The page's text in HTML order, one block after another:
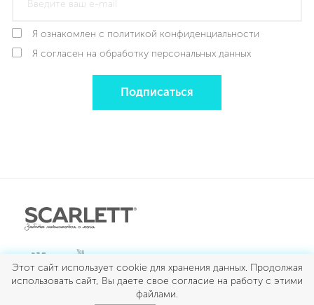
Я ознакомлен с политикой конфиденциальности
Я согласен на обработку персональных данных
Подписаться
Этот сайт использует cookie для хранения данных. Продолжая
использовать сайт, Вы даете свое согласие на работу с этими
файлами.